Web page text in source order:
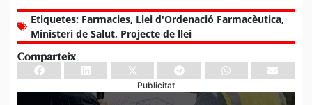
Etiquetes: Farmacies, Llei d'Ordenació Farmacèutica,
Ministeri de Salut, Projecte de llei
Comparteix
Publicitat